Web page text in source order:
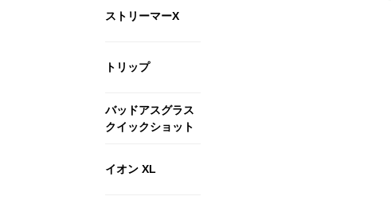
ストリーマーX
トリップ
バッドアスグラス
クイックショット
イオン XL